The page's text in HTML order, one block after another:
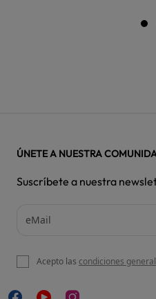
ÚNETE A NUESTRA
Suscríbete a nuestra
Acepto las condiciones